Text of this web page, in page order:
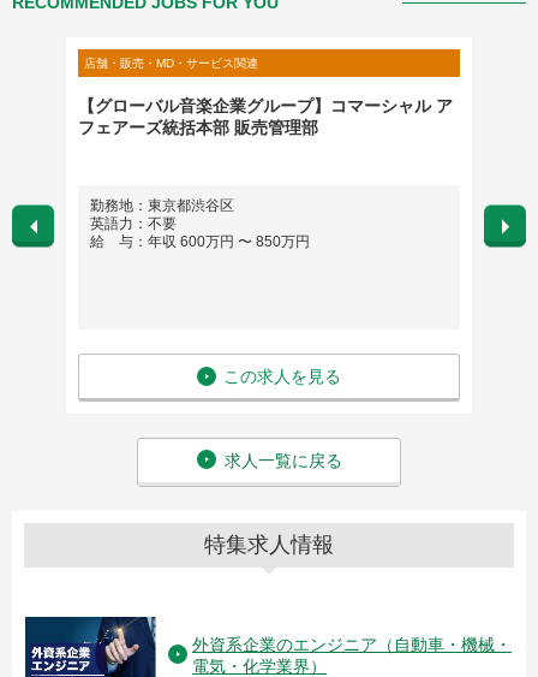
店舗・販売・MD・サービス関連
【グローバル音楽企業グループ】コマーシャル ア
フェアーズ統括本部 販売管理部
勤務地：東京都渋谷区
英語力：不要
給 与：年収 600万円 〜 850万円
この求人を見る
勤務
英語
給
求人一覧に戻る
特集求人情報
外資系企業のエンジニア（自動車・機械・
電気・化学業界）